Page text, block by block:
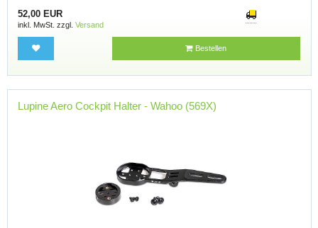
52,00 EUR
inkl. MwSt. zzgl. Versand
Bestellen
Lupine Aero Cockpit Halter - Wahoo (569X)